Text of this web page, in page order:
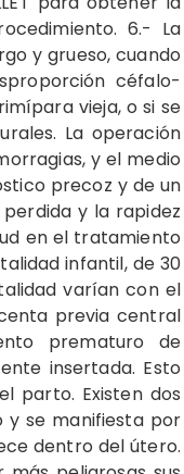
6.- La
y grueso, cuando
céfalo-
vieja, o si se
La operación
y el medio
precoz y de un
y la rapidez
en el tratamiento
infantil, de 30
varían con el
previa central
prematuro de
insertada. Esto
parto. Existen dos
y se manifiesta por
dentro del útero.